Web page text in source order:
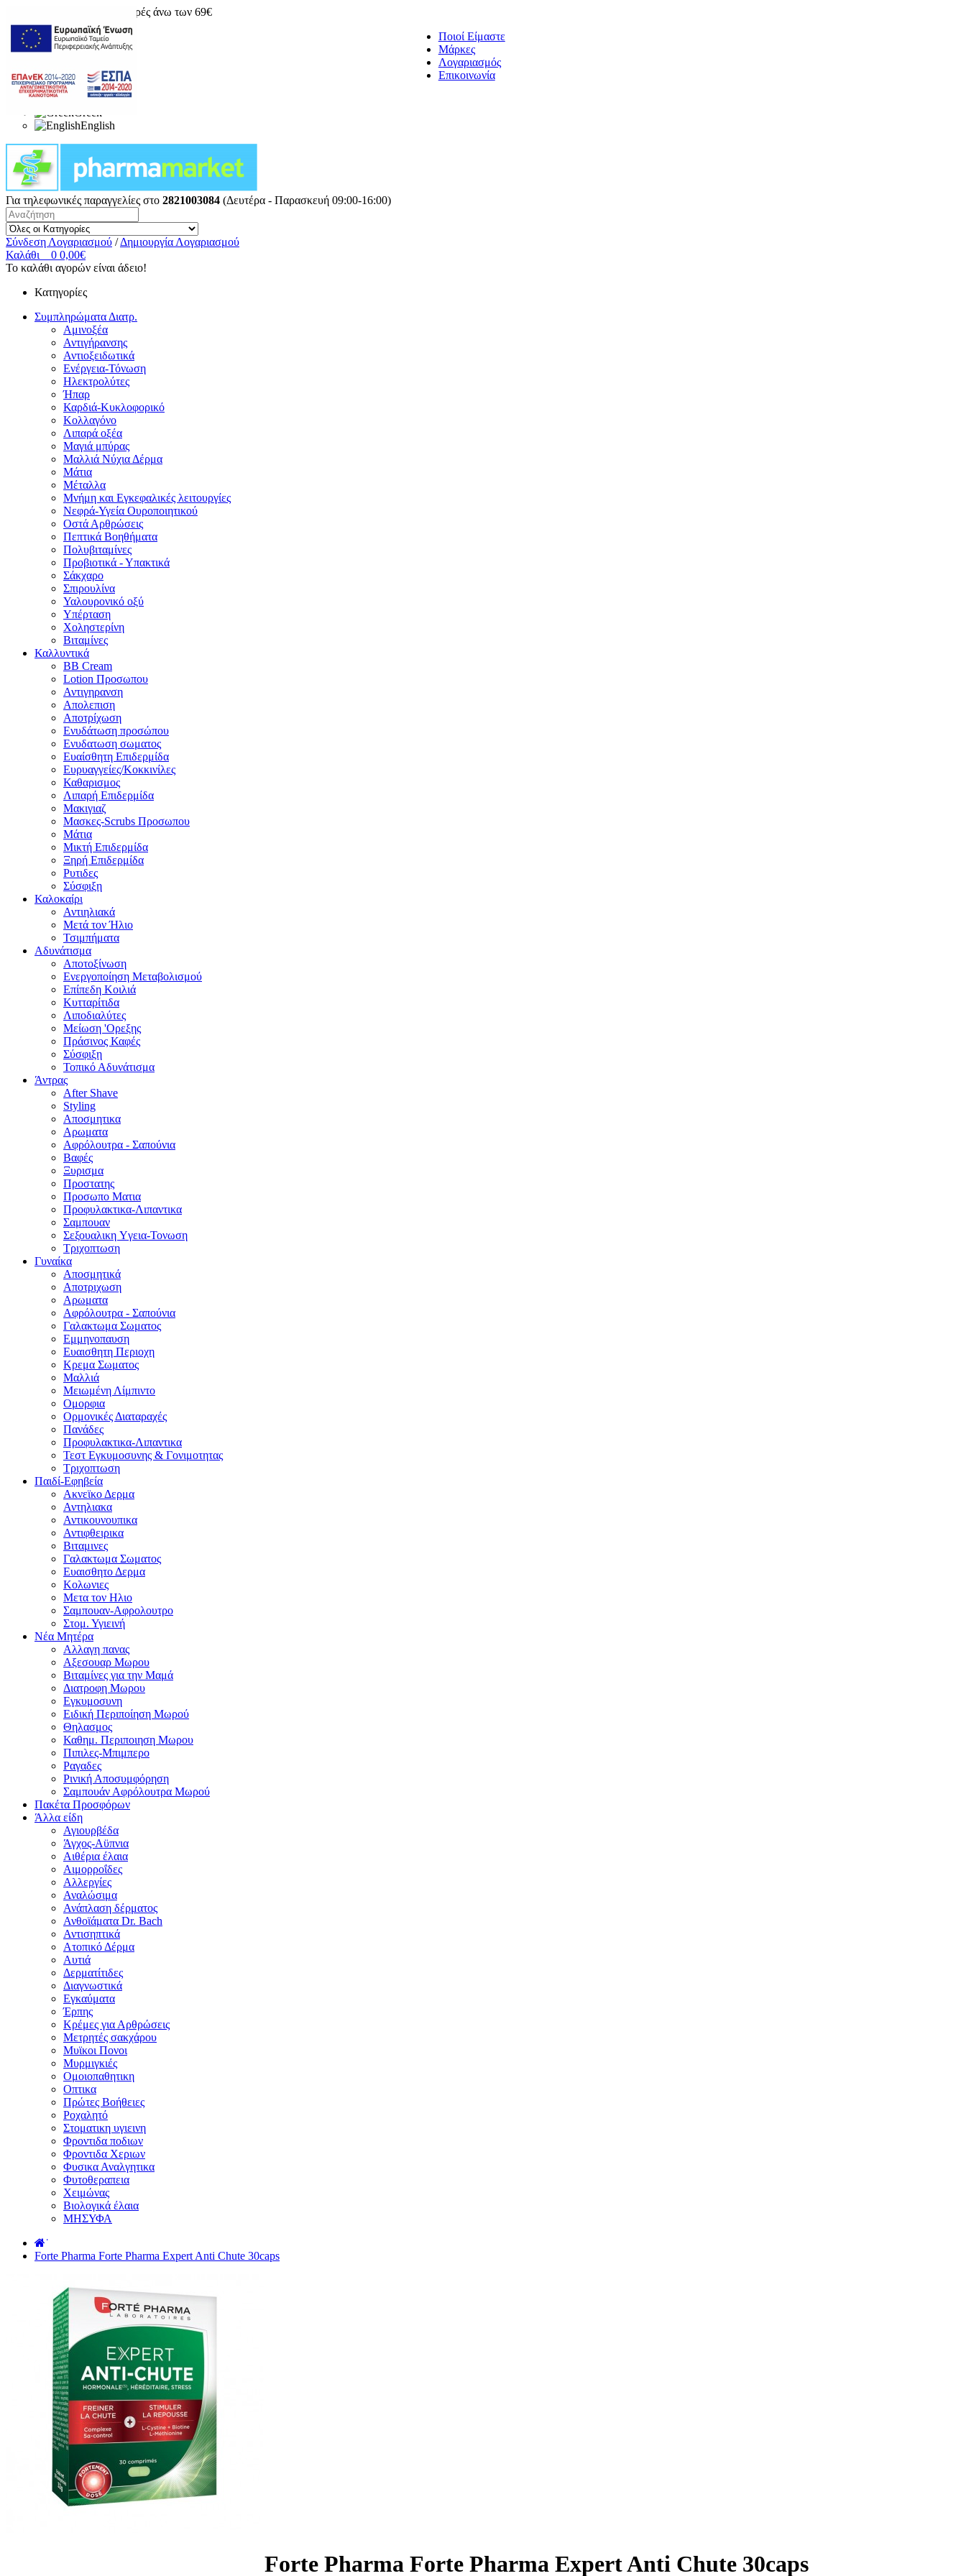
Δωρεάν μεταφορικά για αγορές άνω των 69€
Ποιοί Είμαστε
Μάρκες
Λογαριασμός
Επικοινωνία
Greek
English
Για τηλεφωνικές παραγγελίες στο 2821003084 (Δευτέρα - Παρασκευή 09:00-16:00)
Σύνδεση Λογαριασμού / Δημιουργία Λογαριασμού
Καλάθι
0 0,00€
Το καλάθι αγορών είναι άδειο!
Κατηγορίες
Συμπληρώματα Διατρ.
Αμινοξέα
Αντιγήρανσης
Αντιοξειδωτικά
Ενέργεια-Τόνωση
Ηλεκτρολύτες
Ήπαρ
Καρδιά-Κυκλοφορικό
Κολλαγόνο
Λιπαρά οξέα
Μαγιά μπύρας
Μαλλιά Νύχια Δέρμα
Μάτια
Μέταλλα
Μνήμη και Εγκεφαλικές λειτουργίες
Νεφρά-Υγεία Ουροποιητικού
Οστά Αρθρώσεις
Πεπτικά Βοηθήματα
Πολυβιταμίνες
Προβιοτικά - Υπακτικά
Σάκχαρο
Σπιρουλίνα
Υαλουρονικό οξύ
Υπέρταση
Χοληστερίνη
Βιταμίνες
Καλλυντικά
BB Cream
Lotion Προσωπου
Αντιγηρανση
Απολεπιση
Αποτρίχωση
Ενυδάτωση προσώπου
Ενυδατωση σωματος
Ευαίσθητη Επιδερμίδα
Ευρυαγγείες/Κοκκινίλες
Καθαρισμος
Λιπαρή Επιδερμίδα
Μακιγιαζ
Μασκες-Scrubs Προσωπου
Μάτια
Μικτή Επιδερμίδα
Ξηρή Επιδερμίδα
Ρυτιδες
Σύσφιξη
Καλοκαίρι
Αντιηλιακά
Μετά τον Ήλιο
Τσιμπήματα
Αδυνάτισμα
Αποτοξίνωση
Ενεργοποίηση Μεταβολισμού
Επίπεδη Κοιλιά
Κυτταρίτιδα
Λιποδιαλύτες
Μείωση 'Ορεξης
Πράσινος Καφές
Σύσφιξη
Τοπικό Αδυνάτισμα
Άντρας
After Shave
Styling
Αποσμητικα
Αρωματα
Αφρόλουτρα - Σαπούνια
Βαφές
Ξυρισμα
Προστατης
Προσωπο Ματια
Προφυλακτικα-Λιπαντικα
Σαμπουαν
Σεξουαλικη Yγεια-Τονωση
Τριχοπτωση
Γυναίκα
Αποσμητικά
Αποτριχωση
Αρωματα
Αφρόλουτρα - Σαπούνια
Γαλακτωμα Σωματος
Εμμηνοπαυση
Ευαισθητη Περιοχη
Κρεμα Σωματος
Μαλλιά
Μειωμένη Λίμπιντο
Ομορφια
Ορμονικές Διαταραχές
Πανάδες
Προφυλακτικα-Λιπαντικα
Τεστ Εγκυμοσυνης & Γονιμοτητας
Τριχοπτωση
Παιδί-Εφηβεία
Ακνεϊκο Δερμα
Αντηλιακα
Αντικουνουπικα
Αντιφθειρικα
Βιταμινες
Γαλακτωμα Σωματος
Ευαισθητο Δερμα
Κολωνιες
Μετα τον Ηλιο
Σαμπουαν-Αφρολουτρο
Στομ. Υγιεινή
Νέα Μητέρα
Αλλαγη πανας
Αξεσουαρ Μωρου
Βιταμίνες για την Μαμά
Διατροφη Μωρου
Εγκυμοσυνη
Ειδική Περιποίηση Μωρού
Θηλασμος
Καθημ. Περιποιηση Μωρου
Πιπιλες-Μπιμπερο
Ραγαδες
Ρινική Αποσυμφόρηση
Σαμπουάν Αφρόλουτρα Μωρού
Πακέτα Προσφόρων
Άλλα είδη
Αγιουρβέδα
Άγχος-Αϋπνια
Αιθέρια έλαια
Αιμορροΐδες
Αλλεργίες
Αναλώσιμα
Ανάπλαση δέρματος
Ανθοϊάματα Dr. Bach
Αντισηπτικά
Ατοπικό Δέρμα
Αυτιά
Δερματίτιδες
Διαγνωστικά
Εγκαύματα
Έρπης
Κρέμες για Αρθρώσεις
Μετρητές σακχάρου
Μυϊκοι Πονοι
Μυρμιγκιές
Ομοιοπαθητικη
Οπτικα
Πρώτες Βοήθειες
Ροχαλητό
Στοματικη υγιεινη
Φροντιδα ποδιων
Φροντιδα Χεριων
Φυσικα Αναλγητικα
Φυτοθεραπεια
Χειμώνας
Βιολογικά έλαια
ΜΗΣΥΦΑ
˙
Forte Pharma Forte Pharma Expert Anti Chute 30caps
Forte Pharma Forte Pharma Expert Anti Chute 30caps